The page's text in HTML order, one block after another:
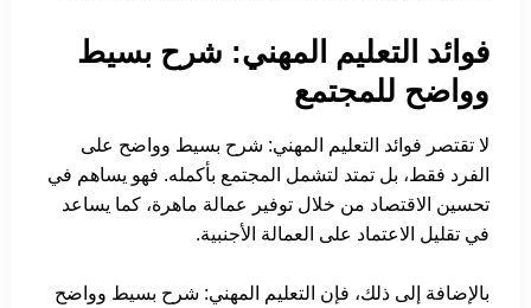
فوائد التعليم المهني: شرح بسيط
وواضح للمجتمع
لا تقتصر فوائد التعليم المهني: شرح بسيط وواضح على
الفرد فقط، بل تمتد لتشمل المجتمع بأكمله. فهو يساهم في
تحسين الاقتصاد من خلال توفير عمالة ماهرة، كما يساعد
في تقليل الاعتماد على العمالة الأجنبية.
بالإضافة إلى ذلك، فإن التعليم المهني: شرح بسيط وواضح